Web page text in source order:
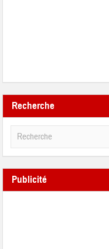
Recherche
Publicité